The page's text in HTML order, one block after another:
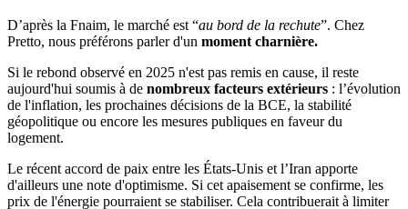
D’après la Fnaim, le marché est “au bord de la rechute”. Chez
Pretto, nous préférons parler d'un moment charnière.
Si le rebond observé en 2025 n'est pas remis en cause, il reste
aujourd'hui soumis à de nombreux facteurs extérieurs : l’évolution
de l'inflation, les prochaines décisions de la BCE, la stabilité
géopolitique ou encore les mesures publiques en faveur du
logement.
Le récent accord de paix entre les États-Unis et l’Iran apporte
d'ailleurs une note d'optimisme. Si cet apaisement se confirme, les
prix de l'énergie pourraient se stabiliser. Cela contribuerait à limiter